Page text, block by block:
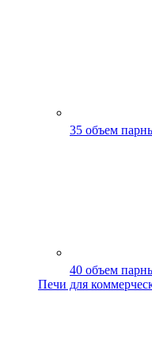
35 объем
40 объем
Печи для